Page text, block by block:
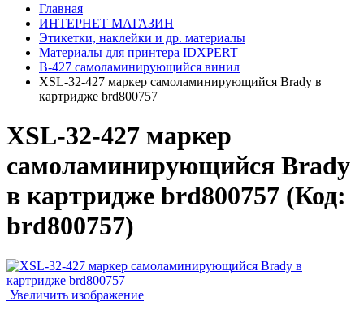
Главная
ИНТЕРНЕТ МАГАЗИН
Этикетки, наклейки и др. материалы
Материалы для принтера IDXPERT
B-427 cамоламинирующийся винил
XSL-32-427 маркер самоламинирующийся Brady в
картридже brd800757
XSL-32-427 маркер
самоламинирующийся Brady
в картридже brd800757 (Код:
brd800757)
Увеличить изображение